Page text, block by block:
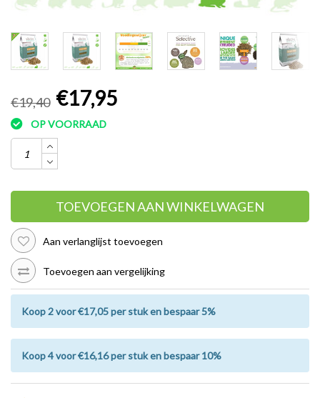
€19,40 €17,95
OP VOORRAAD
TOEVOEGEN AAN WINKELWAGEN
Aan verlanglijst toevoegen
Toevoegen aan vergelijking
Koop 2 voor €17,05 per stuk en bespaar 5%
Koop 4 voor €16,16 per stuk en bespaar 10%